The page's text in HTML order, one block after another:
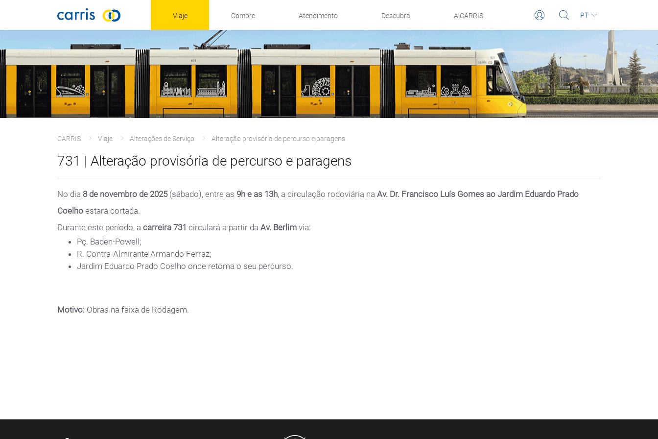
Viaje Compre Atendimento Descubra A CARRIS PT
CARRIS Viaje Alterações de Serviço Alteração provisória de percurso e paragens
731 | Alteração provisória de percurso e paragens
No dia 8 de novembro de 2025 (sábado), entre as 9h e as 13h, a circulação rodoviária na Av. Dr. Francisco Luís Gomes ao Jardim Eduardo Prado
Coelho estará cortada.
Durante este período, a carreira 731 circulará a partir da Av. Berlim via:
Pç. Baden-Powell;
R. Contra-Almirante Armando Ferraz;
Jardim Eduardo Prado Coelho onde retoma o seu percurso.
Motivo: Obras na faixa de Rodagem.